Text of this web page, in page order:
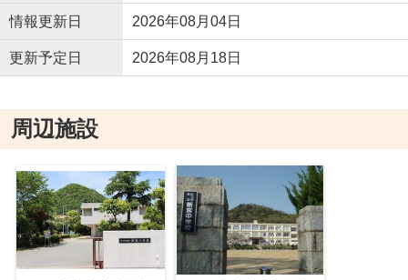
情報更新日 2026年08月04日
更新予定日 2026年08月18日
周辺施設